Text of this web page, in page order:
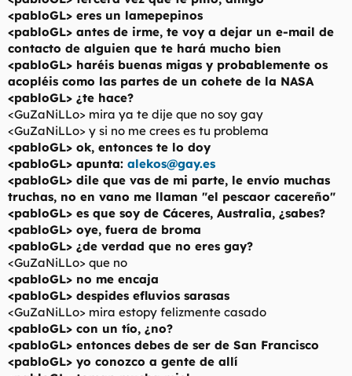
<pabloGL> eres un lamepepinos
<pabloGL> antes de irme, te voy a dejar un e-mail de
contacto de alguien que te hará mucho bien
<pabloGL> haréis buenas migas y probablemente os
acopléis como las partes de un cohete de la NASA
<pabloGL> ¿te hace?
<GuZaNiLLo> mira ya te dije que no soy gay
<GuZaNiLLo> y si no me crees es tu problema
<pabloGL> ok, entonces te lo doy
<pabloGL> apunta: alekos@gay.es
<pabloGL> dile que vas de mi parte, le envío muchas
truchas, no en vano me llaman "el pescaor cacereño"
<pabloGL> es que soy de Cáceres, Australia, ¿sabes?
<pabloGL> oye, fuera de broma
<pabloGL> ¿de verdad que no eres gay?
<GuZaNiLLo> que no
<pabloGL> no me encaja
<pabloGL> despides efluvios sarasas
<GuZaNiLLo> mira estopy felizmente casado
<pabloGL> con un tío, ¿no?
<pabloGL> entonces debes de ser de San Francisco
<pabloGL> yo conozco a gente de allí